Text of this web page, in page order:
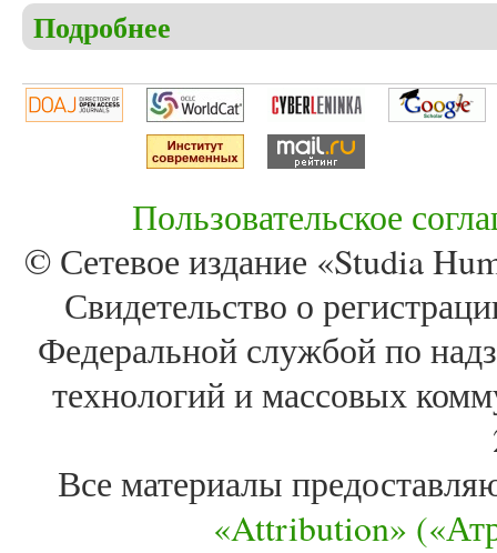
Подробнее
Пользовательское
© Сетевое издание «Studia
Свидетельство о
Федеральной службой по
технологий и массовых
Все материалы
«Attribution»